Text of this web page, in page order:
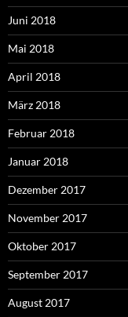
Juni 2018
Mai 2018
April 2018
März 2018
Februar 2018
Januar 2018
Dezember 2017
November 2017
Oktober 2017
September 2017
August 2017